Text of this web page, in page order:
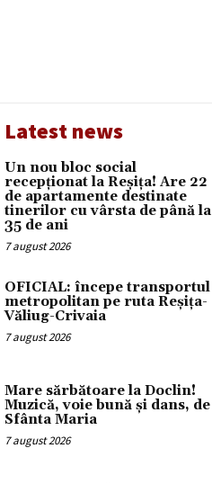
Latest news
Un nou bloc social
recepționat la Reșița! Are 22
de apartamente destinate
tinerilor cu vârsta de până la
35 de ani
7 august 2026
OFICIAL: începe transportul
metropolitan pe ruta Reșița-
Văliug-Crivaia
7 august 2026
Mare sărbătoare la Doclin!
Muzică, voie bună și dans, de
Sfânta Maria
7 august 2026